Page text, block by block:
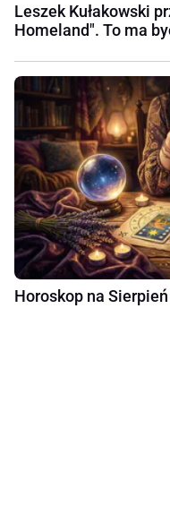
Leszek Kułakowski
Homeland". To ma
Horoskop na